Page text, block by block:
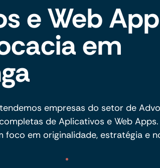
e Web
em
empresas do setor de
de Aplicativos e Web
foco em originalidade, estratégia e